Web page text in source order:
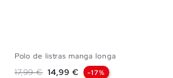
XL
Polo de listras manga longa
Preço normal
17,99 € Preço
14,99 € -17%